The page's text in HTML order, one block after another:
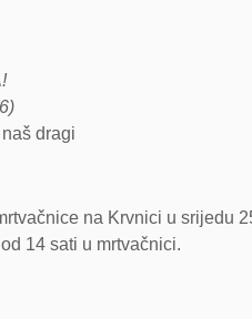
dragi
na Krvnici u srijedu
14 sati u mrtvačnici.